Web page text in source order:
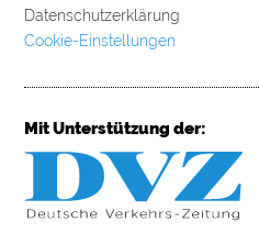
Datenschutzerklärung
Cookie-Einstellungen
Mit Unterstützung der: